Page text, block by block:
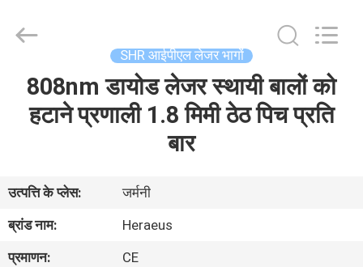
हमारे
बारे
में
आपूर्तिकर्ता.
Copyright
shrlasermachine.com.
Reserved.
SHR आईपीएल लेजर भागों
808nm डायोड लेजर स्थायी बालों को
हटाने प्रणाली 1.8 मिमी ठेठ पिच प्रति
बार
उत्पत्ति के प्लेस:
जर्मनी
ब्रांड नाम:
Heraeus
प्रमाणन:
CE